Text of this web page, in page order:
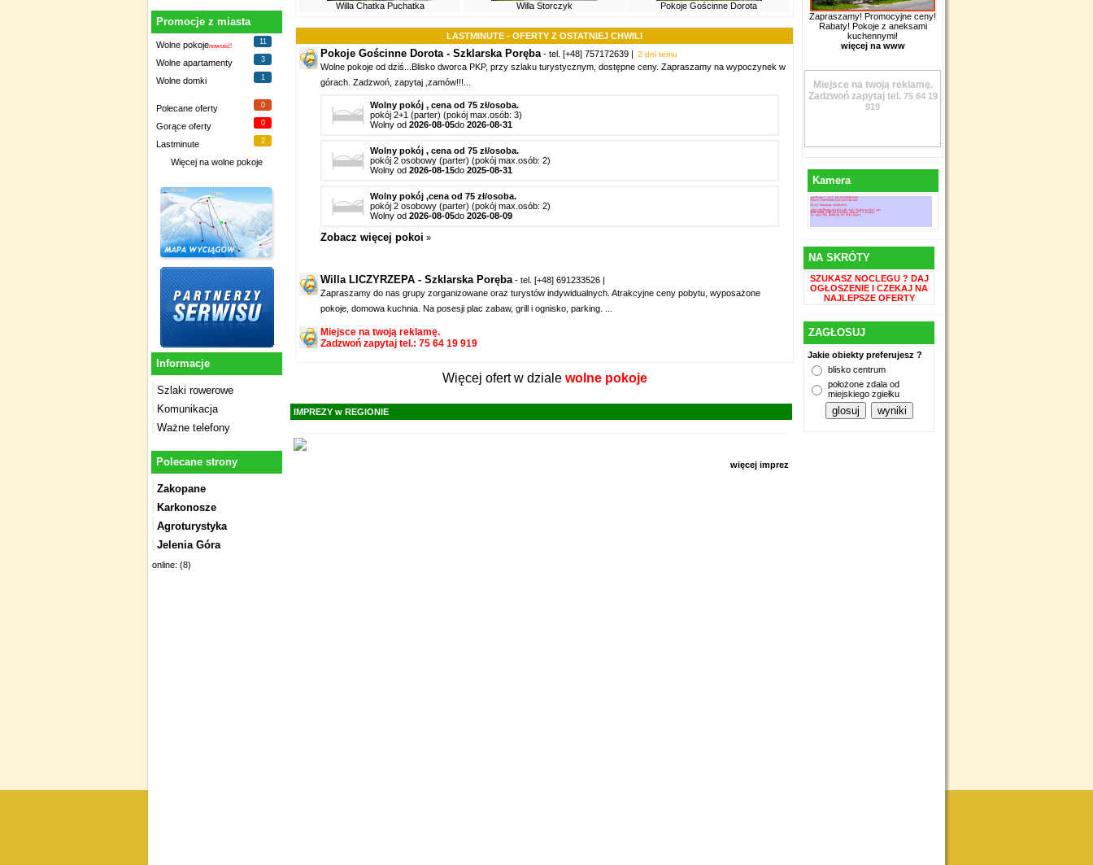
Promocje z miasta
Wolne pokojenowość!
11
Wolne apartamenty 3
Wolne domki 1
Polecane oferty 0
Gorące oferty 0
Lastminute 2
Więcej na wolne pokoje
Informacje
Szlaki rowerowe
Komunikacja
Ważne telefony
Polecane strony
Zakopane
Karkonosze
Agroturystyka
Jelenia Góra
online: (8)
Willa Chatka Puchatka Willa Storczyk Pokoje Gościnne Dorota
LASTMINUTE - OFERTY Z OSTATNIEJ CHWILI
Pokoje Gościnne Dorota - Szklarska Poręba - tel. [+48] 757172639 | 2 dni temu
Wolne pokoje od dziś...Blisko dworca PKP, przy szlaku turystycznym, dostępne ceny. Zapraszamy na wypoczynek w
górach. Zadzwoń, zapytaj ,zamów!!!
Wolny pokój , cena od 75 zł/osoba.
pokój 2+1 (parter) (pokój max.osób: 3)
Wolny od 2026-08-05do 2026-08-31
Wolny pokój , cena od 75 zł/osoba.
pokój 2 osobowy (parter) (pokój max.osób: 2)
Wolny od 2026-08-15do 2025-08-31
Wolny pokój ,cena od 75 zł/osoba.
pokój 2 osobowy (parter) (pokój max.osób: 2)
Wolny od 2026-08-05do 2026-08-09
Zobacz więcej pokoi »
Willa LICZYRZEPA - Szklarska Poręba - tel. [+48] 691233526 |
Zapraszamy do nas grupy zorganizowane oraz turystów indywidualnych. Atrakcyjne ceny pobytu, wyposażone
pokoje, domowa kuchnia. Na posesji plac zabaw, grill i ognisko, parking.
Miejsce na twoją reklamę.
Zadzwoń zapytaj tel.: 75 64 19 919
Więcej ofert w dziale wolne pokoje
IMPREZY w REGIONIE
więcej imprez
Zapraszamy! Promocyjne ceny!
Rabaty! Pokoje z aneksami
kuchennymi!
więcej na www
Miejsce na twoją reklamę.
Zadzwoń zapytaj tel. 75 64 19
919
Kamera
NA SKRÓTY
SZUKASZ NOCLEGU ? DAJ
OGŁOSZENIE I CZEKAJ NA
NAJLEPSZE OFERTY
ZAGŁOSUJ
Jakie obiekty preferujesz ?
blisko centrum
położone zdala od
miejskiego zgiełku